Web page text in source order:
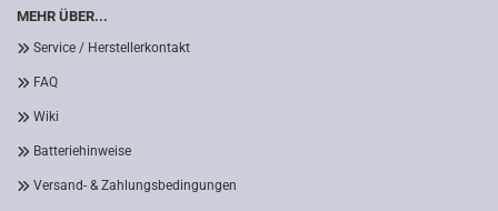
MEHR ÜBER...
Service / Herstellerkontakt
FAQ
Wiki
Batteriehinweise
Versand- & Zahlungsbedingungen